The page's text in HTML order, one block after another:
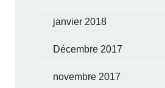
janvier 2018
Décembre 2017
novembre 2017